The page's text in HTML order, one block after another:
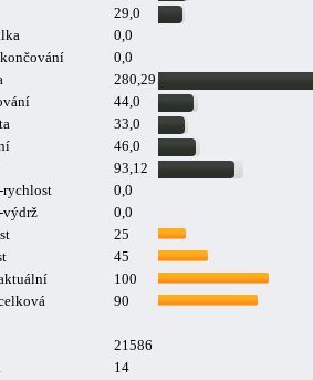
29,0
0,0
0,0
280,29
44,0
33,0
46,0
93,12
rychlost
0,0
výdrž
0,0
25
45
100
90
21586
14